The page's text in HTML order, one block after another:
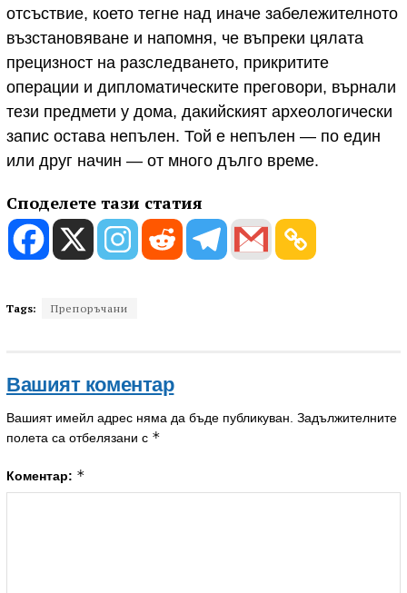
отсъствие, което тегне над иначе забележителното
възстановяване и напомня, че въпреки цялата
прецизност на разследването, прикритите
операции и дипломатическите преговори, върнали
тези предмети у дома, дакийският археологически
запис остава непълен. Той е непълен — по един
или друг начин — от много дълго време.
Споделете тази статия
Tags: Препоръчани
Вашият коментар
Вашият имейл адрес няма да бъде публикуван. Задължителните
полета са отбелязани с *
Коментар: *